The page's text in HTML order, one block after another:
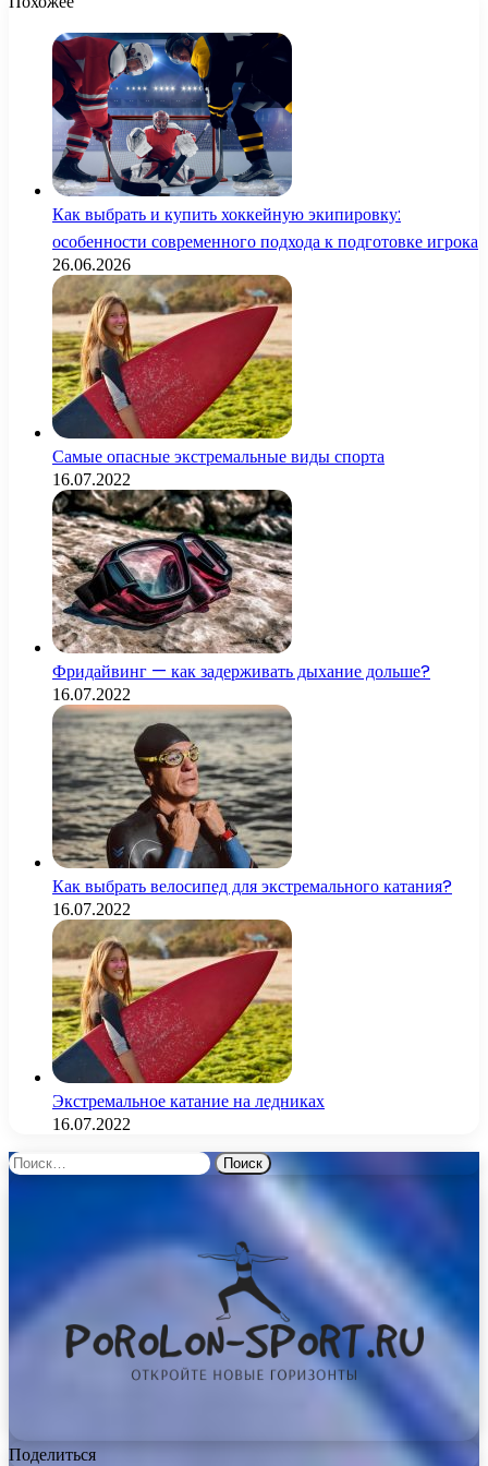
Как выбрать и купить хоккейную экипировку:
особенности современного подхода к подготовке игрока
26.06.2026
Самые опасные экстремальные виды спорта
16.07.2022
Фридайвинг — как задерживать дыхание дольше?
16.07.2022
Как выбрать велосипед для экстремального катания?
16.07.2022
Экстремальное катание на ледниках
16.07.2022
Найти:
Поделиться